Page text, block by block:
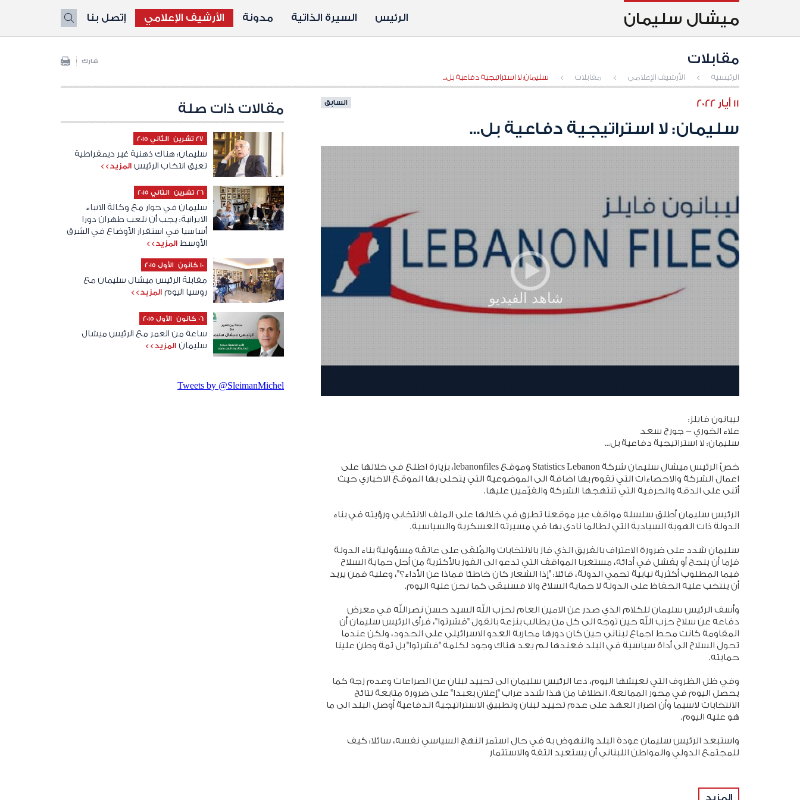
ميشال سليمان الرئيس السيرة الذاتية مدونة الأرشيف الإعلامي إتصل بنا X
شارك مقابلات
الرئيسية > الأرشيف الإعلامي > مقابلات > سليمان: لا استراتيجية دفاعية بل...
11 أيار 2022 السابق
سليمان: لا استراتيجية دفاعية بل...
ليبانون فايلز:
علاء الخوري - جورج سعد
سليمان: لا استراتيجية دفاعية بل...
خصّ الرئيس ميشال سليمان شركة Statistics Lebanon وموقع lebanonfiles، بزيارة اطلع في خلالها على
اعمال الشركة والاحصاءات التي تقوم بها اضافة الى الموضوعية التي يتحلى بها الموقع الاخباري حيث
أثنى على الدقة والحرفية التي تنتهجها الشركة والقيّمين عليها.
الرئيس سليمان أطلق سلسلة مواقف عبر موقعنا تطرق في خلالها على الملف الانتخابي ورؤيته في بناء
الدولة ذات الهوية السيادية التي لطالما نادى بها في مسيرته العسكرية والسياسية.
سليمان شدد على ضرورة الاعتراف بالفريق الذي فاز بالانتخابات والمُلقى على عاتقه مسؤولية بناء الدولة
فإما أن ينجح أو يفشل في أدائه، مستغربا المواقف التي تدعو الى الفوز بالأكثرية من أجل حماية السلاح
فيما المطلوب أكثرية نيابية تحمي الدولة، قائلا: "إذا الشعار كان خاطئا فماذا عن الأداء؟"، وعليه فمن يريد
أن ينتخب عليه الحفاظ على الدولة لا حماية السلاح والا فسنبقى كما نحن عليه اليوم.
وأسف الرئيس سليمان للكلام الذي صدر عن الامين العام لحزب الله السيد حسن نصرالله في معرض
دفاعه عن سلاح حزب الله حين توجه الى كل من يطالب بنزعه بالقول "فشرتوا"، فرأى الرئيس سليمان أن
المقاومة كانت محط اجماع لبناني حين كان دورها محاربة العدو الاسرائيلي على الحدود، ولكن عندما
تحول السلاح الى أداة سياسية في البلد فعندها لم يعد هناك وجود لكلمة "فشرتوا" بل ثمة وطن علينا
حمايته.
وفي ظل الظروف التي نعيشها اليوم، دعا الرئيس سليمان الى تحييد لبنان عن الصراعات وعدم زجه كما
يحصل اليوم في محور الممانعة. انطلاقا من هذا شدد عراب "إعلان بعبدا" على ضرورة متابعة نتائج
الانتخابات لاسيما وأن اصرار العهد على عدم تحييد لبنان وتطبيق الاستراتيجية الدفاعية أوصل البلد الى ما
هو عليه اليوم.
واستبعد الرئيس سليمان عودة البلد والنهوض به في حال استمر النهج السياسي نفسه، سائلا: كيف
للمجتمع الدولي والمواطن اللبناني أن يستعيد الثقة والاستثمار
المزيد
مقالات ذات صلة
27 تشرين الثاني 2015
سليمان: هناك ذهنية غير ديمقراطية
تعيق انتخاب الرئيس المزيد>>
26 تشرين الثاني 2015
سليمان في حوار مع وكالة الانباء
الايرانية: يجب أن تلعب طهران دورا
أساسيا في استقرار الأوضاع في الشرق
الأوسط المزيد>>
10 كانون الأول 2015
مقابلة الرئيس ميشال سليمان مع
روسيا اليوم المزيد>>
06 كانون الأول 2015
ساعة من العمر مع الرئيس ميشال
سليمان المزيد>>
Tweets by @SleimanMichel